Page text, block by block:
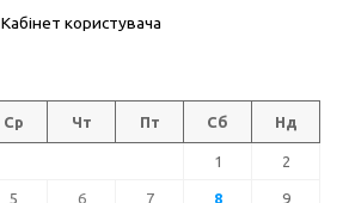
Кабінет користувача
Ср Чт Пт Сб Нд
1 2
5 6 7 8 9